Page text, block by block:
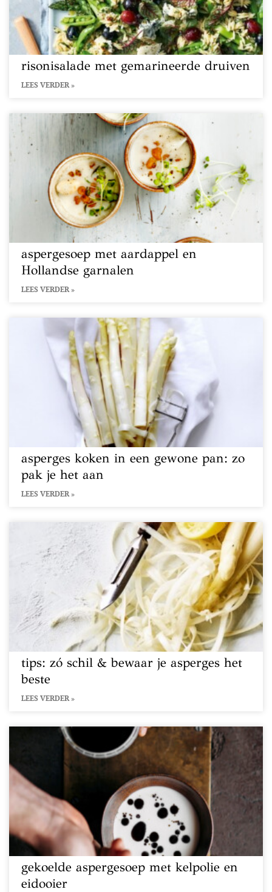
risonisalade met gemarineerde druiven
LEES VERDER »
aspergesoep met aardappel en
Hollandse garnalen
LEES VERDER »
asperges koken in een gewone pan: zo
pak je het aan
LEES VERDER »
tips: zó schil & bewaar je asperges het
beste
LEES VERDER »
gekoelde aspergesoep met kelpolie en
eidooier